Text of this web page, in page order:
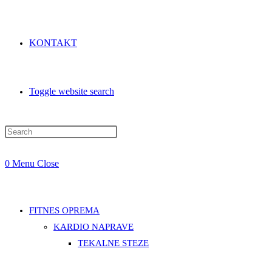
KONTAKT
Toggle website search
0 Menu Close
FITNES OPREMA
KARDIO NAPRAVE
TEKALNE STEZE